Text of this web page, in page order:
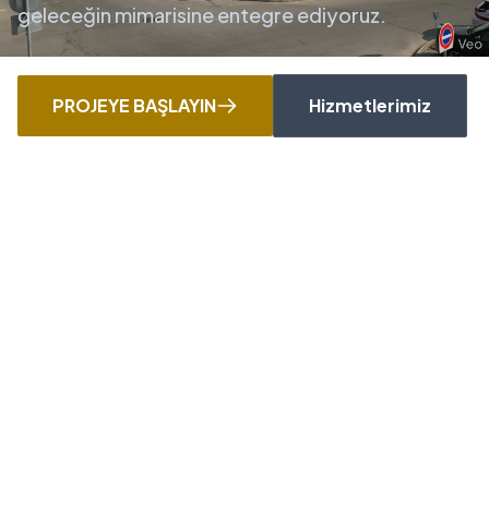
geleceğin mimarisine entegre ediyoruz.
PROJEYE BAŞLAYIN Hizmetlerimiz